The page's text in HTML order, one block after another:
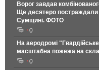
Ворог завдав
Ще десятеро
Сумщині. ФОТО
0
На аеродромі
масштабна пожежа на
0